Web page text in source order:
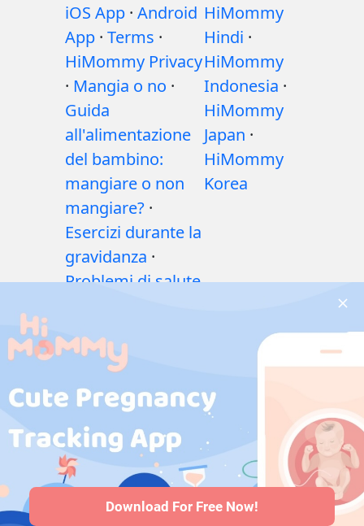
iOS App · Android
App · Terms ·
HiMommy Privacy
· Mangia o no ·
Guida
all'alimentazione
del bambino:
mangiare o non
mangiare? ·
Esercizi durante la
gravidanza ·
Problemi di salute
Medicinali
durante la
gravidanza·
Problemi di salute
del bambino·
Articoli
·Politica
editoriale
HiMommy
Hindi ·
HiMommy
Indonesia ·
HiMommy
Japan ·
HiMommy
Korea
Download For Free Now!